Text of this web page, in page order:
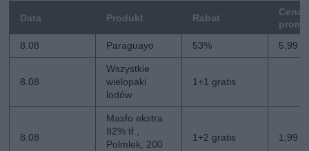
Data Produkt Rabat
Cena
8.08
Paraguayo 53% 5,99
8.08
Wszystkie
wielopaki
lodów
1+1 gratis
8.08
Masło ekstra
82% tł.,
Polmlek, 200
1+2 gratis 1,99